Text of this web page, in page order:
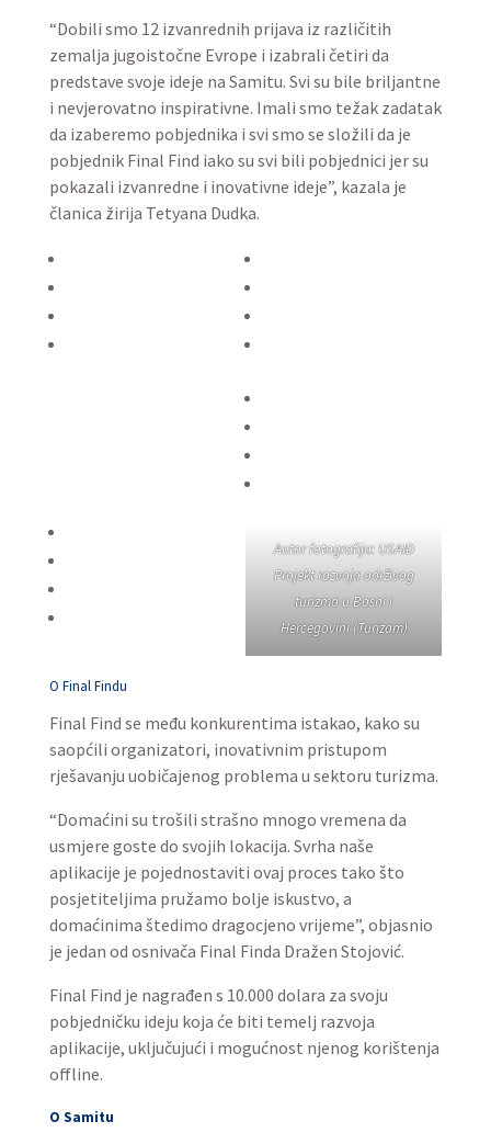
“Dobili smo 12 izvanrednih prijava iz različitih
zemalja jugoistočne Evrope i izabrali četiri da
predstave svoje ideje na Samitu. Svi su bile briljantne
i nevjerovatno inspirativne. Imali smo težak zadatak
da izaberemo pobjednika i svi smo se složili da je
pobjednik Final Find iako su svi bili pobjednici jer su
pokazali izvanredne i inovativne ideje”, kazala je
članica žirija Tetyana Dudka.
Autor fotografija: USAID
Projekt razvoja održivog
turizma u Bosni i
Hercegovini (Turizam)
O Final Findu
Final Find se među konkurentima istakao, kako su
saopćili organizatori, inovativnim pristupom
rješavanju uobičajenog problema u sektoru turizma.
“Domaćini su trošili strašno mnogo vremena da
usmjere goste do svojih lokacija. Svrha naše
aplikacije je pojednostaviti ovaj proces tako što
posjetiteljima pružamo bolje iskustvo, a
domaćinima štedimo dragocjeno vrijeme”, objasnio
je jedan od osnivača Final Finda Dražen Stojović.
Final Find je nagrađen s 10.000 dolara za svoju
pobjedničku ideju koja će biti temelj razvoja
aplikacije, uključujući i mogućnost njenog korištenja
offline.
O Samitu